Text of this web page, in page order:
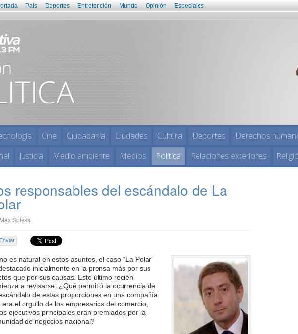
País Deportes Entretención Mundo Opinión Especiales
Cine Ciudadanía Ciudades Cultura Deportes Derechos
Justicia Medio ambiente Medios Política Relaciones exteriores
responsables del escándalo de La
Max Spiess
Enviar
es natural en estos asuntos, el caso “La Polar”
inicialmente en la prensa más por sus
que por sus causas. Esto último recién
a revisarse: ¿Qué permitió la ocurrencia de
de estas proporciones en una compañía
era el orgullo de los empresarios del comercio,
ejecutivos principales eran premiados por la
de negocios nacional?